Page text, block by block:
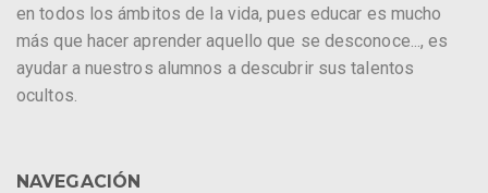
en todos los ámbitos de la vida, pues educar es mucho
más que hacer aprender aquello que se desconoce..., es
ayudar a nuestros alumnos a descubrir sus talentos
ocultos.
NAVEGACIÓN